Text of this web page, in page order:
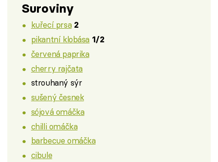
Suroviny
kuřecí prsa 2
pikantní klobása 1/2
červená paprika
cherry rajčata
strouhaný sýr
sušený česnek
sójová omáčka
chilli omáčka
barbecue omáčka
cibule